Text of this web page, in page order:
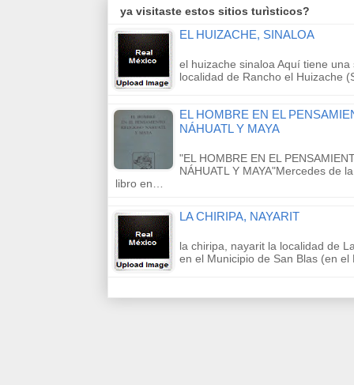
ya visitaste estos sitios turìsticos?
EL HUIZACHE, SINALOA
el huizache sinaloa Aquí tiene
localidad de Rancho el Huizache
EL HOMBRE EN EL
NÁHUATL Y MAYA
"EL HOMBRE EN EL
NÁHUATL Y MAYA"Mercedes de
libro en…
LA CHIRIPA, NAYARIT
la chiripa, nayarit la localidad de
en el Municipio de San Blas (en